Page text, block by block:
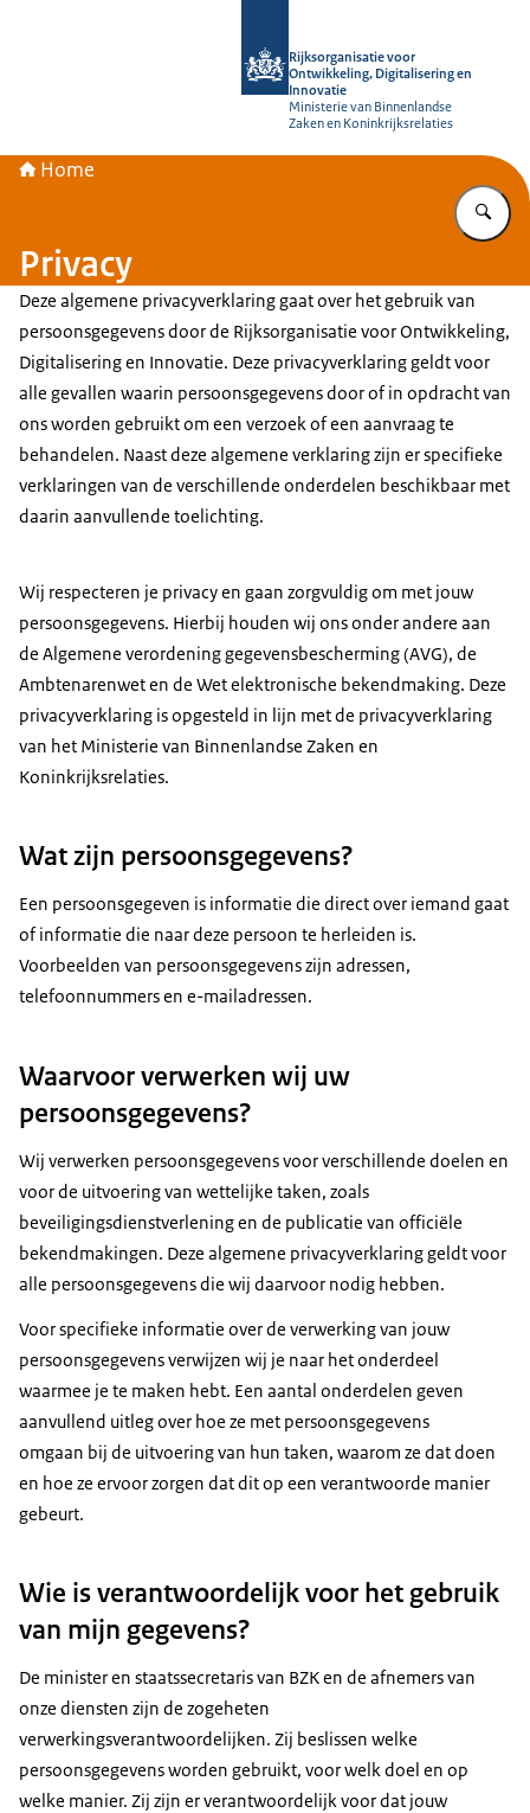
Rijksorganisatie voor
Ontwikkeling, Digitalisering en
Innovatie
Ministerie van Binnenlandse
Zaken en Koninkrijksrelaties
Home
Privacy
Deze algemene privacyverklaring gaat over het gebruik van
persoonsgegevens door de Rijksorganisatie voor Ontwikkeling,
Digitalisering en Innovatie. Deze privacyverklaring geldt voor
alle gevallen waarin persoonsgegevens door of in opdracht van
ons worden gebruikt om een verzoek of een aanvraag te
behandelen. Naast deze algemene verklaring zijn er specifieke
verklaringen van de verschillende onderdelen beschikbaar met
daarin aanvullende toelichting.
Wij respecteren je privacy en gaan zorgvuldig om met jouw
persoonsgegevens. Hierbij houden wij ons onder andere aan
de Algemene verordening gegevensbescherming (AVG), de
Ambtenarenwet en de Wet elektronische bekendmaking. Deze
privacyverklaring is opgesteld in lijn met de privacyverklaring
van het Ministerie van Binnenlandse Zaken en
Koninkrijksrelaties.
Wat zijn persoonsgegevens?
Een persoonsgegeven is informatie die direct over iemand gaat
of informatie die naar deze persoon te herleiden is.
Voorbeelden van persoonsgegevens zijn adressen,
telefoonnummers en e-mailadressen.
Waarvoor verwerken wij uw
persoonsgegevens?
Wij verwerken persoonsgegevens voor verschillende doelen en
voor de uitvoering van wettelijke taken, zoals
beveiligingsdienstverlening en de publicatie van officiële
bekendmakingen. Deze algemene privacyverklaring geldt voor
alle persoonsgegevens die wij daarvoor nodig hebben.
Voor specifieke informatie over de verwerking van jouw
persoonsgegevens verwijzen wij je naar het onderdeel
waarmee je te maken hebt. Een aantal onderdelen geven
aanvullend uitleg over hoe ze met persoonsgegevens
omgaan bij de uitvoering van hun taken, waarom ze dat doen
en hoe ze ervoor zorgen dat dit op een verantwoorde manier
gebeurt.
Wie is verantwoordelijk voor het gebruik
van mijn gegevens?
De minister en staatssecretaris van BZK en de afnemers van
onze diensten zijn de zogeheten
verwerkingsverantwoordelijken. Zij beslissen welke
persoonsgegevens worden gebruikt, voor welk doel en op
welke manier. Zij zijn er verantwoordelijk voor dat jouw